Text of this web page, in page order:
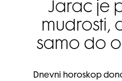
Jarac je
mudrosti,
samo do
Dnevni horoskop